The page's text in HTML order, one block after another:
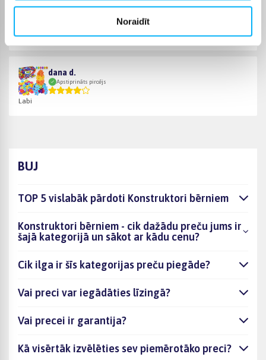
Noraidīt
dana d.
Ok
dana d.
Apstiprināts pircējs
Labi
BUJ
TOP 5 vislabāk pārdoti Konstruktori bērniem
Konstruktori bērniem - cik dažādu preču jums ir
šajā kategorijā un sākot ar kādu cenu?
Cik ilga ir šīs kategorijas preču piegāde?
Vai preci var iegādāties līzingā?
Vai precei ir garantija?
Kā visērtāk izvēlēties sev piemērotāko preci?